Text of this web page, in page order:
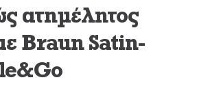
ατημέλητος
Braun Satin-